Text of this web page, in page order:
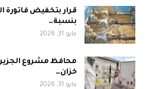
قرار بتخفيض فاتورة
بنسبة…
مايو 31, 2026
محافظ مشروع
خزان…
مايو 31, 2026